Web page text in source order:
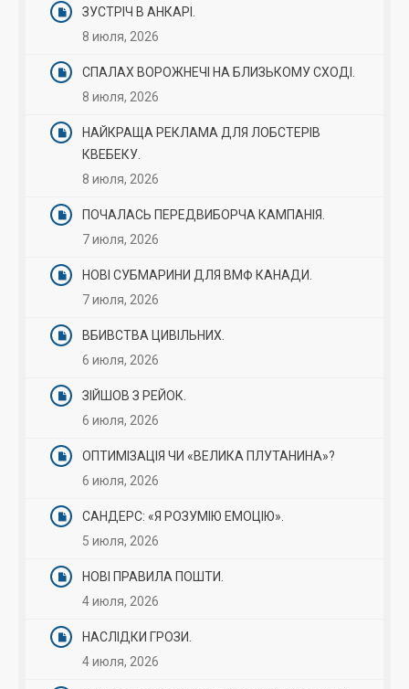
ЗУСТРІЧ В АНКАРІ.
8 июля, 2026
СПАЛАХ ВОРОЖНЕЧІ НА БЛИЗЬКОМУ СХОДІ.
8 июля, 2026
НАЙКРАЩА РЕКЛАМА ДЛЯ ЛОБСТЕРІВ
КВЕБЕКУ.
8 июля, 2026
ПОЧАЛАСЬ ПЕРЕДВИБОРЧА КАМПАНІЯ.
7 июля, 2026
НОВІ СУБМАРИНИ ДЛЯ ВМФ КАНАДИ.
7 июля, 2026
ВБИВСТВА ЦИВІЛЬНИХ.
6 июля, 2026
ЗІЙШОВ З РЕЙОК.
6 июля, 2026
ОПТИМІЗАЦІЯ ЧИ «ВЕЛИКА ПЛУТАНИНА»?
6 июля, 2026
САНДЕРС: «Я РОЗУМІЮ ЕМОЦІЮ».
5 июля, 2026
НОВІ ПРАВИЛА ПОШТИ.
4 июля, 2026
НАСЛІДКИ ГРОЗИ.
4 июля, 2026